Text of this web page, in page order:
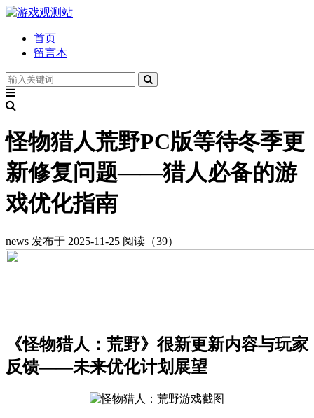
首页
留言本
怪物猎人荒野PC版等待冬季更
新修复问题——猎人必备的游
戏优化指南
news 发布于 2025-11-25 阅读（39）
《怪物猎人：荒野》很新更新内容与玩家
反馈——未来优化计划展望